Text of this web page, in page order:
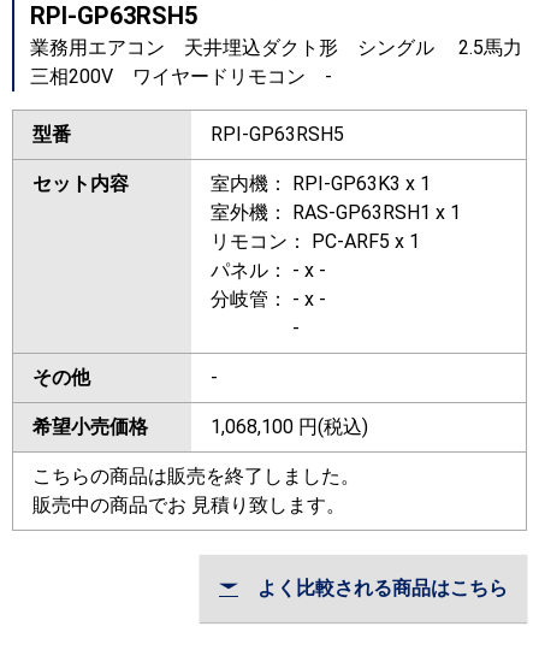
RPI-GP63RSH5
業務用エアコン 天井埋込ダクト形 シングル 2.5馬力
三相200V ワイヤードリモコン -
型番 RPI-GP63RSH5
セット内容
室内機： RPI-GP63K3 x 1
室外機： RAS-GP63RSH1 x 1
リモコン： PC-ARF5 x 1
パネル： - x -
分岐管： - x -
-
その他 -
希望小売価格 1,068,100 円(税込)
こちらの商品は販売を終了しました。
販売中の商品でお 見積り致します。
よく比較される商品はこちら